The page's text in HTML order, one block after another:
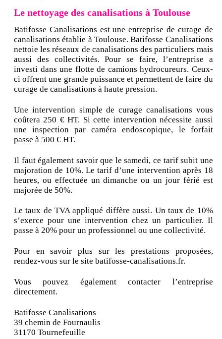
Le nettoyage des canalisations à Toulouse
Batifosse Canalisations est une entreprise de curage de
canalisations établie à Toulouse. Batifosse Canalisations
nettoie les réseaux de canalisations des particuliers mais
aussi des collectivités. Pour se faire, l’entreprise a
investi dans une flotte de camions hydrocureurs. Ceux-
ci offrent une grande puissance et permettent de faire du
curage de canalisations à haute pression.
Une intervention simple de curage canalisations vous
coûtera 250 € HT. Si cette intervention nécessite aussi
une inspection par caméra endoscopique, le forfait
passe à 500 € HT.
Il faut également savoir que le samedi, ce tarif subit une
majoration de 10%. Le tarif d’une intervention après 18
heures, ou effectuée un dimanche ou un jour férié est
majorée de 50%.
Le taux de TVA appliqué diffère aussi. Un taux de 10%
s’exerce pour une intervention chez un particulier. Il
passe à 20% pour un professionnel ou une collectivité.
Pour en savoir plus sur les prestations proposées,
rendez-vous sur le site batifosse-canalisations.fr.
Vous pouvez également contacter l’entreprise
directement.
Batifosse Canalisations
39 chemin de Fournaulis
31170 Tournefeuille